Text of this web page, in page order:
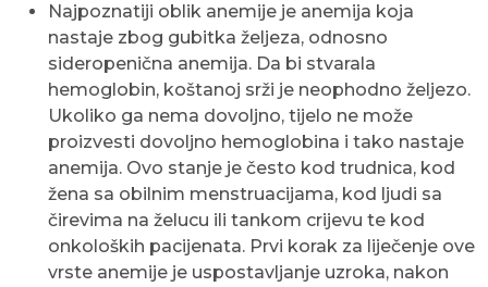
Najpoznatiji oblik anemije je anemija koja
nastaje zbog gubitka željeza, odnosno
sideropenična anemija. Da bi stvarala
hemoglobin, koštanoj srži je neophodno željezo.
Ukoliko ga nema dovoljno, tijelo ne može
proizvesti dovoljno hemoglobina i tako nastaje
anemija. Ovo stanje je često kod trudnica, kod
žena sa obilnim menstruacijama, kod ljudi sa
čirevima na želucu ili tankom crijevu te kod
onkoloških pacijenata. Prvi korak za liječenje ove
vrste anemije je uspostavljanje uzroka, nakon